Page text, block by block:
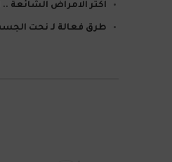
أكتر الامراض الشائعة ..
طرق فعالة لـ نحت